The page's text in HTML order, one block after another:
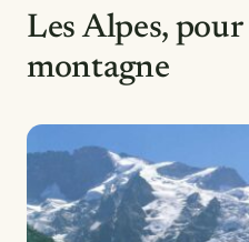
Les Alpes,
montagne